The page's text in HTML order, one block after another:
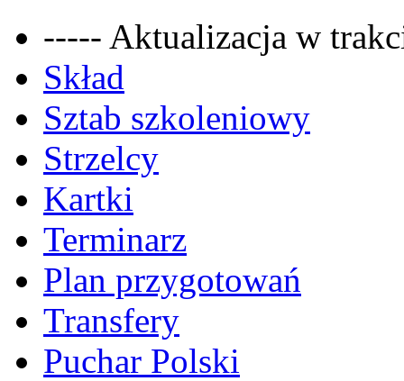
----- Aktualizacja w
Skład
Sztab szkoleniowy
Strzelcy
Kartki
Terminarz
Plan przygotowań
Transfery
Puchar Polski